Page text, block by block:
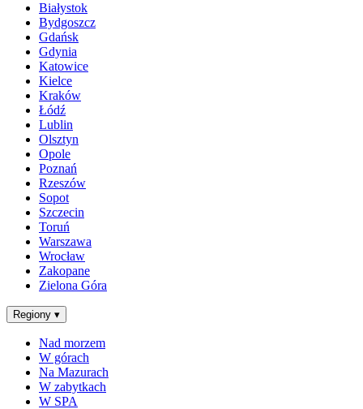
Białystok
Bydgoszcz
Gdańsk
Gdynia
Katowice
Kielce
Kraków
Łódź
Lublin
Olsztyn
Opole
Poznań
Rzeszów
Sopot
Szczecin
Toruń
Warszawa
Wrocław
Zakopane
Zielona Góra
Regiony ▾
Nad morzem
W górach
Na Mazurach
W zabytkach
W SPA